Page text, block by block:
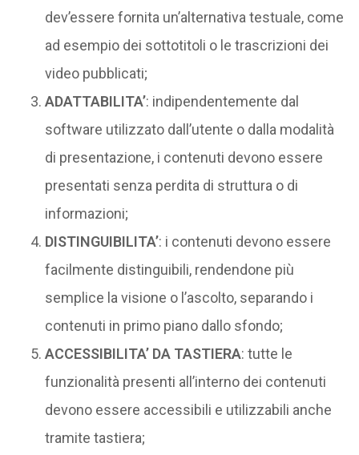
dev’essere fornita un’alternativa testuale, come
ad esempio dei sottotitoli o le trascrizioni dei
video pubblicati;
ADATTABILITA’: indipendentemente dal
software utilizzato dall’utente o dalla modalità
di presentazione, i contenuti devono essere
presentati senza perdita di struttura o di
informazioni;
DISTINGUIBILITA’: i contenuti devono essere
facilmente distinguibili, rendendone più
semplice la visione o l’ascolto, separando i
contenuti in primo piano dallo sfondo;
ACCESSIBILITA’ DA TASTIERA: tutte le
funzionalità presenti all’interno dei contenuti
devono essere accessibili e utilizzabili anche
tramite tastiera;